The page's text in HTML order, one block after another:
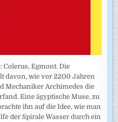
Colerus, Egmont. Die
davon, wie vor 2200 Jahren
Mechaniker Archimedes die
Eine ägyptische Muse, zu
ihn auf die Idee, wie man
der Spirale Wasser durch ein